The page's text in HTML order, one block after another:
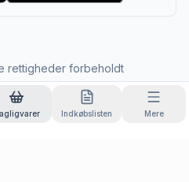
rettigheder forbeholdt
Indkøbslisten Mere